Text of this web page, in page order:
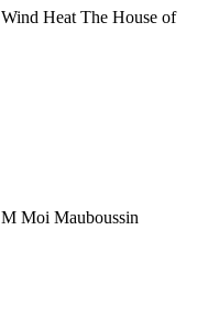
Wind Heat The House of
M Moi Mauboussin